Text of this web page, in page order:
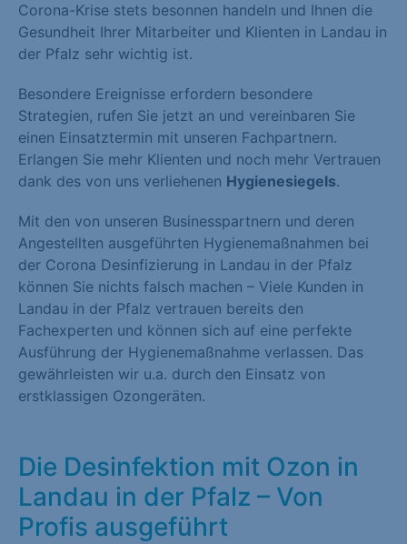
Corona-Krise stets besonnen handeln und Ihnen die
Gesundheit Ihrer Mitarbeiter und Klienten in Landau in
der Pfalz sehr wichtig ist.
Besondere Ereignisse erfordern besondere
Strategien, rufen Sie jetzt an und vereinbaren Sie
einen Einsatztermin mit unseren Fachpartnern.
Erlangen Sie mehr Klienten und noch mehr Vertrauen
dank des von uns verliehenen Hygienesiegels.
Mit den von unseren Businesspartnern und deren
Angestellten ausgeführten Hygienemaßnahmen bei
der Corona Desinfizierung in Landau in der Pfalz
können Sie nichts falsch machen – Viele Kunden in
Landau in der Pfalz vertrauen bereits den
Fachexperten und können sich auf eine perfekte
Ausführung der Hygienemaßnahme verlassen. Das
gewährleisten wir u.a. durch den Einsatz von
erstklassigen Ozongeräten.
Die Desinfektion mit Ozon in
Landau in der Pfalz – Von
Profis ausgeführt